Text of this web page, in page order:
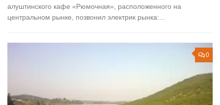
алуштинского кафе «Рюмочная», расположенного на
центральном рынке, позвонил электрик рынка:...
0